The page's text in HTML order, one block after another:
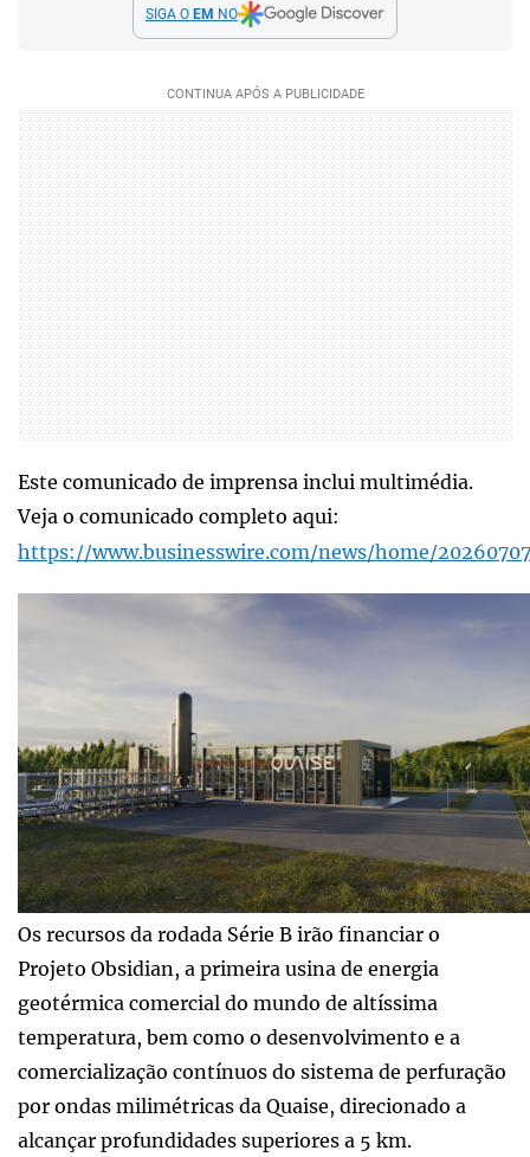
SIGA O EM NO
Este comunicado de imprensa inclui multimédia.
Veja o comunicado completo aqui:
https://www.businesswire.com/news/home/
Os recursos da rodada Série B irão financiar o
Projeto Obsidian, a primeira usina de energia
geotérmica comercial do mundo de altíssima
temperatura, bem como o desenvolvimento e a
comercialização contínuos do sistema de perfuração
por ondas milimétricas da Quaise, direcionado a
alcançar profundidades superiores a 5 km.